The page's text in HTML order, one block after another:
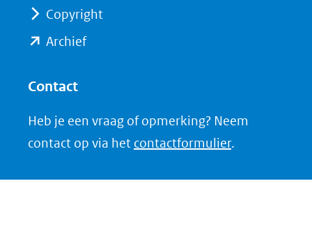
Copyright
Archief(opent
(verwijst
naar
Contact
Heb je een vraag of opmerking? Neem
contact op via het contactformulier.